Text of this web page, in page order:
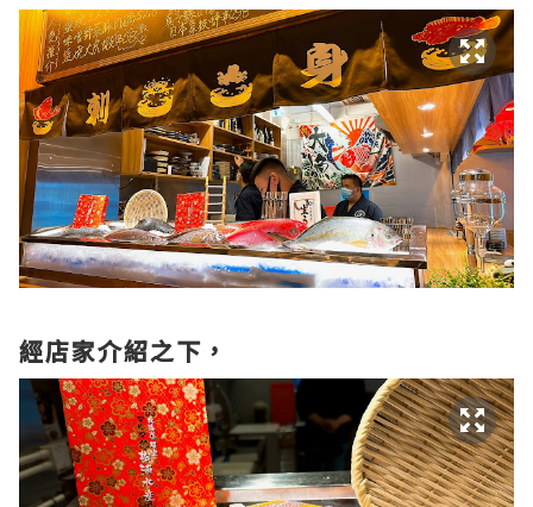
經店家介紹之下，